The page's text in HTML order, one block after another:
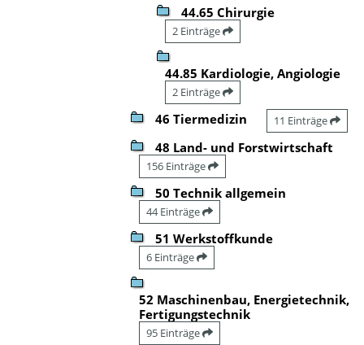
44.65 Chirurgie
2 Einträge
44.85 Kardiologie, Angiologie
2 Einträge
46 Tiermedizin 11 Einträge
48 Land- und Forstwirtschaft
156 Einträge
50 Technik allgemein
44 Einträge
51 Werkstoffkunde
6 Einträge
52 Maschinenbau, Energietechnik,
Fertigungstechnik
95 Einträge